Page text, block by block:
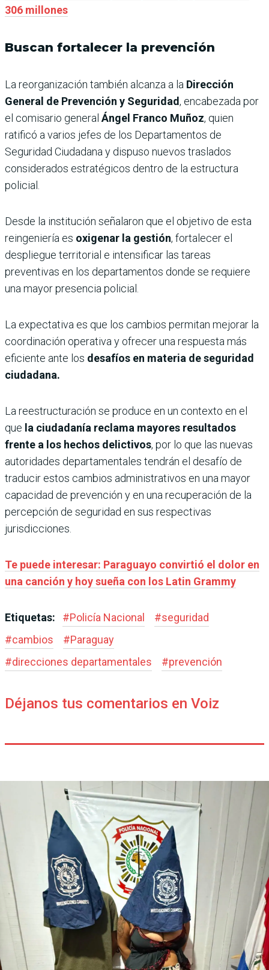
306 millones
Buscan fortalecer la prevención
La reorganización también alcanza a la Dirección
General de Prevención y Seguridad, encabezada por
el comisario general Ángel Franco Muñoz, quien
ratificó a varios jefes de los Departamentos de
Seguridad Ciudadana y dispuso nuevos traslados
considerados estratégicos dentro de la estructura
policial.
Desde la institución señalaron que el objetivo de esta
reingeniería es oxigenar la gestión, fortalecer el
despliegue territorial e intensificar las tareas
preventivas en los departamentos donde se requiere
una mayor presencia policial.
La expectativa es que los cambios permitan mejorar la
coordinación operativa y ofrecer una respuesta más
eficiente ante los desafíos en materia de seguridad
ciudadana.
La reestructuración se produce en un contexto en el
que la ciudadanía reclama mayores resultados
frente a los hechos delictivos, por lo que las nuevas
autoridades departamentales tendrán el desafío de
traducir estos cambios administrativos en una mayor
capacidad de prevención y en una recuperación de la
percepción de seguridad en sus respectivas
jurisdicciones.
Te puede interesar: Paraguayo convirtió el dolor en
una canción y hoy sueña con los Latin Grammy
Etiquetas: #Policía Nacional #seguridad
#cambios #Paraguay
#direcciones departamentales #prevención
Déjanos tus comentarios en Voiz